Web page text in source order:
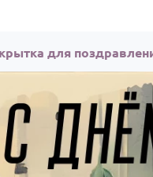
для